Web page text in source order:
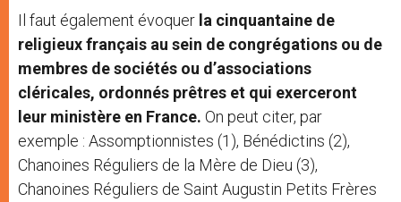
Il faut également évoquer la cinquantaine de
religieux français au sein de congrégations ou de
membres de sociétés ou d’associations
cléricales, ordonnés prêtres et qui exerceront
leur ministère en France. On peut citer, par
exemple : Assomptionnistes (1), Bénédictins (2),
Chanoines Réguliers de la Mère de Dieu (3),
Chanoines Réguliers de Saint Augustin Petits Frères